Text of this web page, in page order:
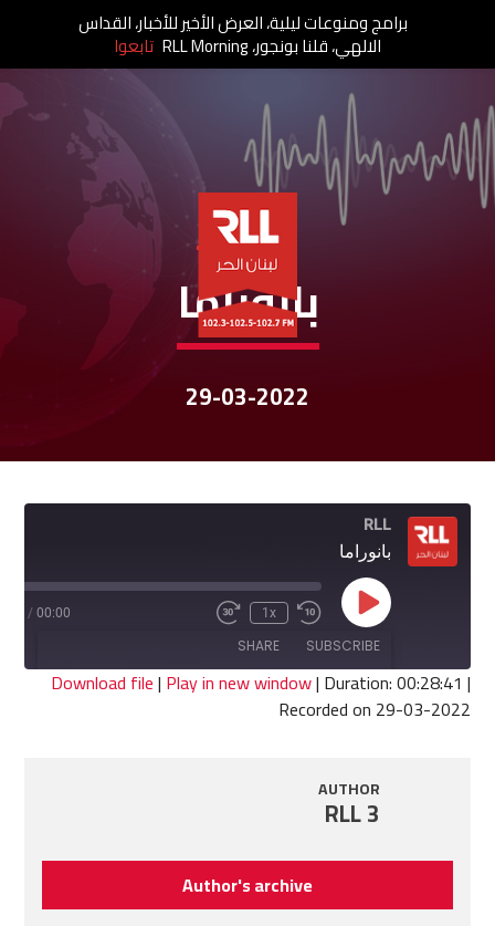
نشرات الأخبار
بانوراما
29-03-2022
RLL
بانوراما
Play
Episode
Rewind
10
Seconds
1x
Fast
seconds
00:00
/
SUBSCRIBE
SHARE
SHARE
Download file| Play in new window| Duration: 00:28:41 |
Recorded on 29-03-2022
AUTHOR
RLL 3
Author's archive
برامج ومنوعات ليلية، العرض الأخير للأخبار، القداس
الالهي، قلنا بونجور، RLL Morning تابعوا